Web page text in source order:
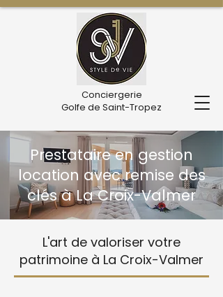
Conciergerie
Golfe de Saint-Tropez
Prestataire en gestion
location avec remise des
clés à La Croix-Valmer
L'art de valoriser votre
patrimoine à La Croix-Valmer